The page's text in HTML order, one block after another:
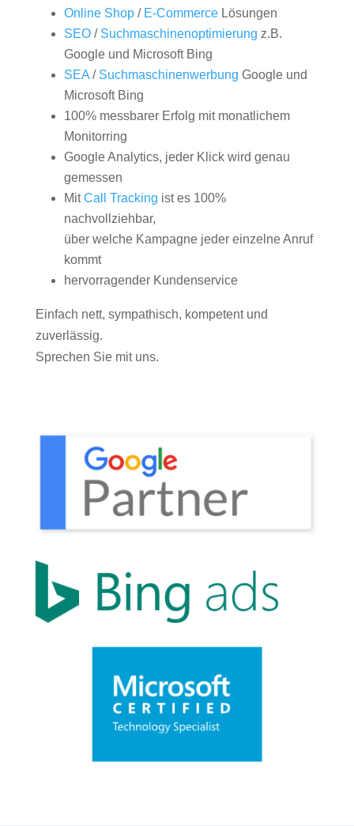
Online Shop/ E-CommerceLösungen
SEO/ Suchmaschinenoptimierung z.B.
Google und Microsoft Bing
SEA/ Suchmaschinenwerbung Google und
Microsoft Bing
100% messbarer Erfolg mit monatlichem
Monitorring
Google Analytics, jeder Klick wird genau
gemessen
MitCall Tracking ist es 100%
nachvollziehbar,
über welche Kampagne jeder einzelne Anruf
kommt
hervorragender Kundenservice
Einfach nett, sympathisch, kompetent und
zuverlässig.
Sprechen Sie mit uns.